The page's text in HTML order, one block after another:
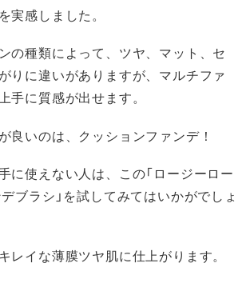
実感しました。
の種類によって、ツヤ、マット、セ
りに違いがありますが、マルチファ
手に質感が出せます。
良いのは、クッションファンデ！
に使えない人は、この「ロージーロー
ブラシ」を試してみてはいかがでしょ
レイな薄膜ツヤ肌に仕上がります。